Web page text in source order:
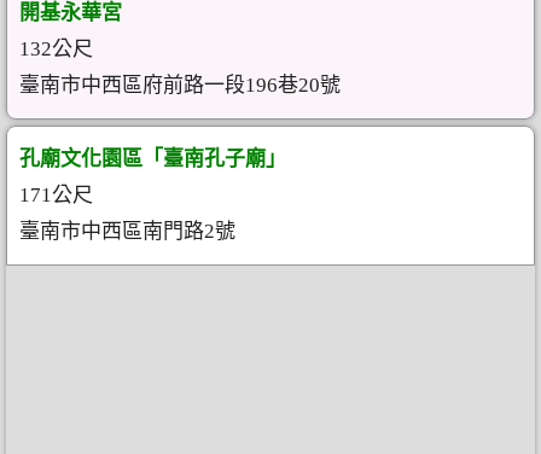
開基永華宮
132公尺
臺南市中西區府前路一段196巷20號
孔廟文化園區「臺南孔子廟」
171公尺
臺南市中西區南門路2號